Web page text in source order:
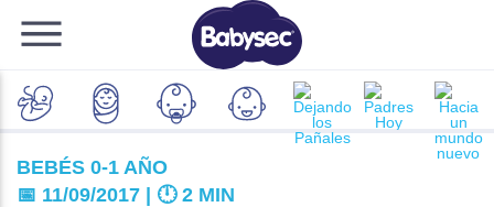
BEBÉS 0-1 AÑO
📅 11/09/2017 | 🕛 2 MIN